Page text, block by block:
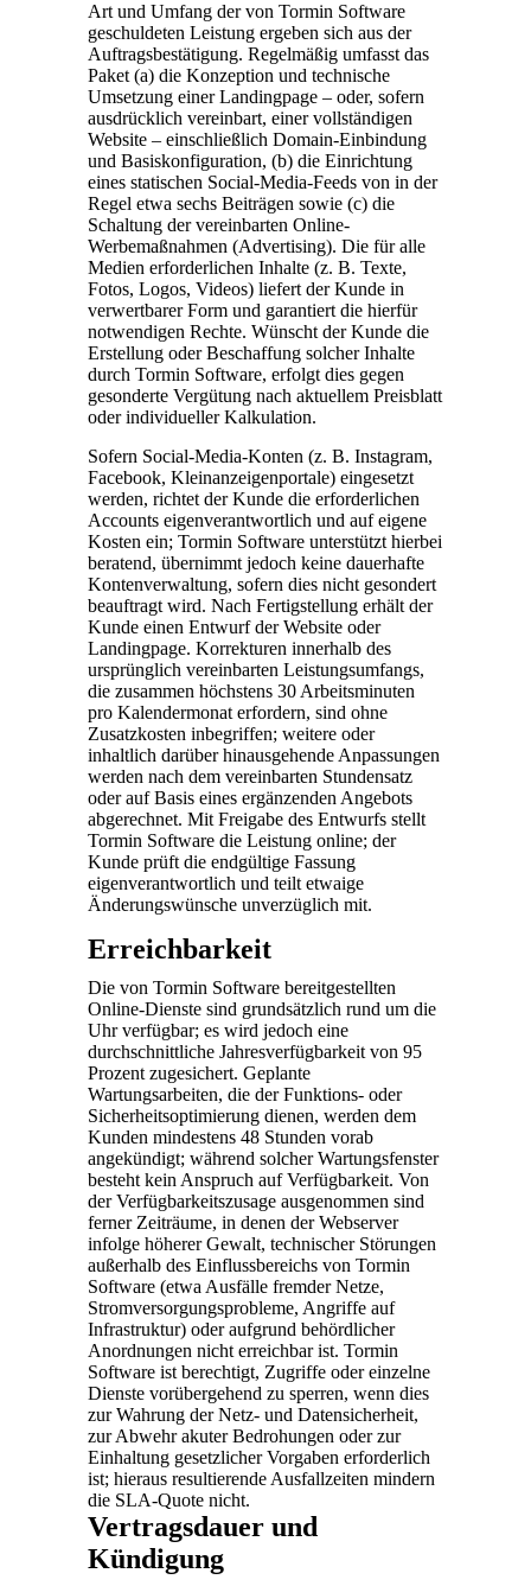
Art und Umfang der von Tormin Software
geschuldeten Leistung ergeben sich aus der
Auftragsbestätigung. Regelmäßig umfasst das
Paket (a) die Konzeption und technische
Umsetzung einer Landingpage – oder, sofern
ausdrücklich vereinbart, einer vollständigen
Website – einschließlich Domain-Einbindung
und Basiskonfiguration, (b) die Einrichtung
eines statischen Social-Media-Feeds von in der
Regel etwa sechs Beiträgen sowie (c) die
Schaltung der vereinbarten Online-
Werbemaßnahmen (Advertising). Die für alle
Medien erforderlichen Inhalte (z. B. Texte,
Fotos, Logos, Videos) liefert der Kunde in
verwertbarer Form und garantiert die hierfür
notwendigen Rechte. Wünscht der Kunde die
Erstellung oder Beschaffung solcher Inhalte
durch Tormin Software, erfolgt dies gegen
gesonderte Vergütung nach aktuellem Preisblatt
oder individueller Kalkulation.
Sofern Social-Media-Konten (z. B. Instagram,
Facebook, Kleinanzeigenportale) eingesetzt
werden, richtet der Kunde die erforderlichen
Accounts eigenverantwortlich und auf eigene
Kosten ein; Tormin Software unterstützt hierbei
beratend, übernimmt jedoch keine dauerhafte
Kontenverwaltung, sofern dies nicht gesondert
beauftragt wird. Nach Fertigstellung erhält der
Kunde einen Entwurf der Website oder
Landingpage. Korrekturen innerhalb des
ursprünglich vereinbarten Leistungsumfangs,
die zusammen höchstens 30 Arbeits­minuten
pro Kalendermonat erfordern, sind ohne
Zusatzkosten inbegriffen; weitere oder
inhaltlich darüber hinausgehende Anpassungen
werden nach dem vereinbarten Stundensatz
oder auf Basis eines ergänzenden Angebots
abgerechnet. Mit Freigabe des Entwurfs stellt
Tormin Software die Leistung online; der
Kunde prüft die endgültige Fassung
eigenverantwortlich und teilt etwaige
Änderungswünsche unverzüglich mit.
Erreichbarkeit
Die von Tormin Software bereitgestellten
Online-Dienste sind grundsätzlich rund um die
Uhr verfügbar; es wird jedoch eine
durchschnittliche Jahresverfügbarkeit von 95
Prozent zugesichert. Geplante
Wartungsarbeiten, die der Funktions- oder
Sicherheits­optimierung dienen, werden dem
Kunden mindestens 48 Stunden vorab
angekündigt; während solcher Wartungsfenster
besteht kein Anspruch auf Verfügbarkeit. Von
der Verfügbarkeitszusage ausgenommen sind
ferner Zeiträume, in denen der Webserver
infolge höherer Gewalt, technischer Störungen
außerhalb des Einflussbereichs von Tormin
Software (etwa Ausfälle fremder Netze,
Stromversorgungs­probleme, Angriffe auf
Infrastruktur) oder aufgrund behördlicher
Anordnungen nicht erreichbar ist. Tormin
Software ist berechtigt, Zugriffe oder einzelne
Dienste vorübergehend zu sperren, wenn dies
zur Wahrung der Netz- und Daten­sicherheit,
zur Abwehr akuter Bedrohungen oder zur
Einhaltung gesetzlicher Vorgaben erforderlich
ist; hieraus resultierende Ausfallzeiten mindern
die SLA-Quote nicht.
Vertragsdauer und
Kündigung